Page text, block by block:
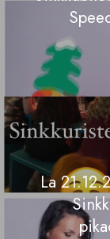
La